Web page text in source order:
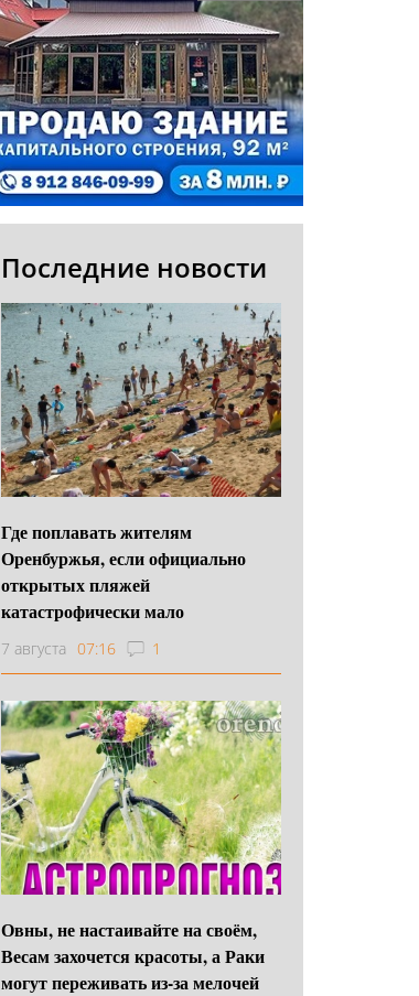
Последние новости
Где поплавать жителям
Оренбуржья, если официально
открытых пляжей
катастрофически мало
7 августа 07:16 1
Овны, не настаивайте на своём,
Весам захочется красоты, а Раки
могут переживать из-за мелочей